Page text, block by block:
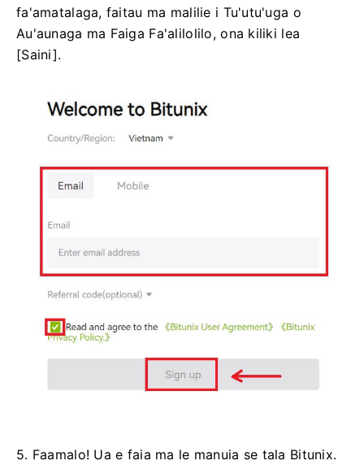
fa'amatalaga, faitau ma malilie i Tu'utu'uga o
Au'aunaga ma Faiga Fa'alilolilo, ona kiliki lea
[Saini].
5. Faamalo! Ua e faia ma le manuia se tala Bitunix.